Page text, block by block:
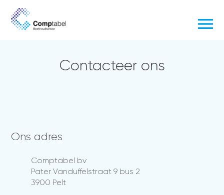
Contacteer ons
Ons adres
Comptabel bv
Pater Vanduffelstraat 9 bus 2
3900 Pelt